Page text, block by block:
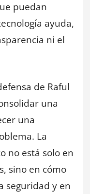
puedan
ayuda,
ni el
de Raful
una
una
La
no está solo en
sino en cómo
seguridad y en